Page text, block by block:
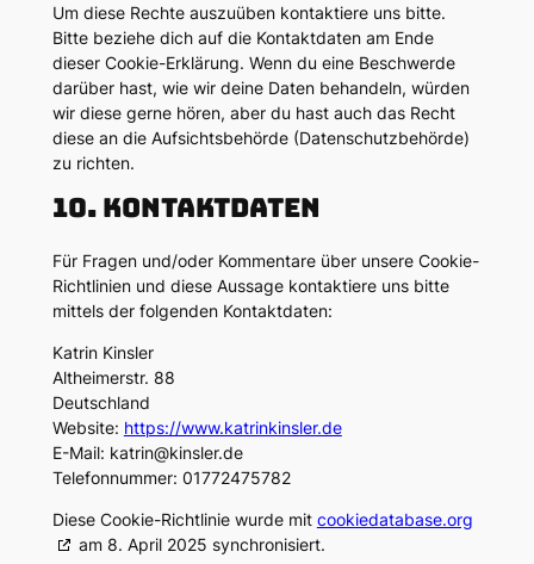
Um diese Rechte auszuüben kontaktiere uns bitte.
Bitte beziehe dich auf die Kontaktdaten am Ende
dieser Cookie-Erklärung. Wenn du eine Beschwerde
darüber hast, wie wir deine Daten behandeln, würden
wir diese gerne hören, aber du hast auch das Recht
diese an die Aufsichtsbehörde (Datenschutzbehörde)
zu richten.
10. Kontaktdaten
Für Fragen und/oder Kommentare über unsere Cookie-
Richtlinien und diese Aussage kontaktiere uns bitte
mittels der folgenden Kontaktdaten:
Katrin Kinsler
Altheimerstr. 88
Deutschland
Website: https://www.katrinkinsler.de
E-Mail: katrin@kinsler.de
Telefonnummer: 01772475782
Diese Cookie-Richtlinie wurde mit cookiedatabase.org
am 8. April 2025 synchronisiert.